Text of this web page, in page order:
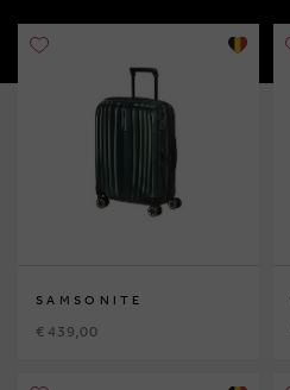
SAMSONITE
€ 439,00